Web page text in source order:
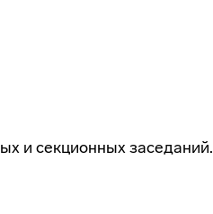
и секционных заседаний.